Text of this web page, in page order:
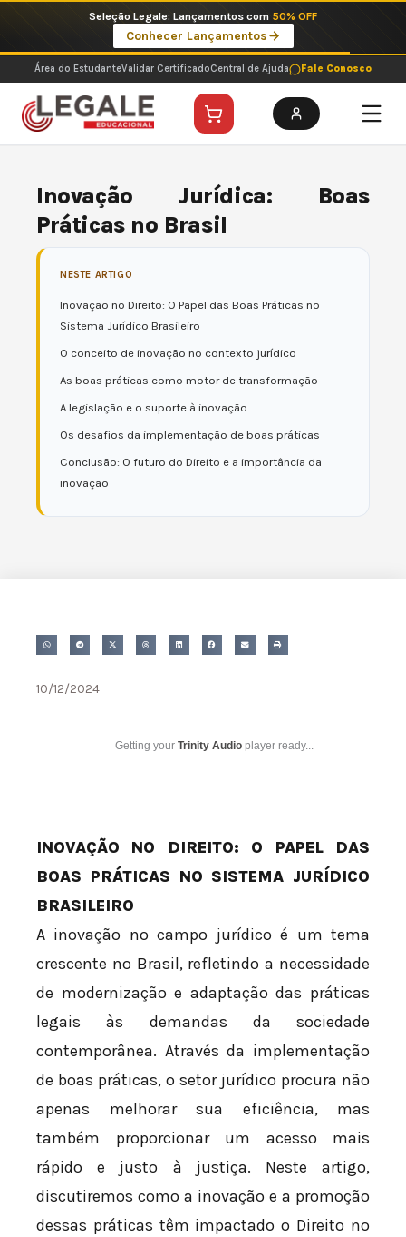
o
conteúdo
Seleção Legale: Lançamentos com 50% OFF
Conhecer Lançamentos
Área do EstudanteValidar CertificadoCentral de Ajuda Fale Conosco
Inovação Jurídica: Boas
Práticas no Brasil
NESTE ARTIGO
Inovação no Direito: O Papel das Boas Práticas no
Sistema Jurídico Brasileiro
O conceito de inovação no contexto jurídico
As boas práticas como motor de transformação
A legislação e o suporte à inovação
Os desafios da implementação de boas práticas
Conclusão: O futuro do Direito e a importância da
inovação
10/12/2024
Getting your Trinity Audio player ready...
INOVAÇÃO NO DIREITO: O PAPEL DAS
BOAS PRÁTICAS NO SISTEMA JURÍDICO
BRASILEIRO
A inovação no campo jurídico é um tema
crescente no Brasil, refletindo a necessidade
de modernização e adaptação das práticas
legais às demandas da sociedade
contemporânea. Através da implementação
de boas práticas, o setor jurídico procura não
apenas melhorar sua eficiência, mas
também proporcionar um acesso mais
rápido e justo à justiça. Neste artigo,
discutiremos como a inovação e a promoção
dessas práticas têm impactado o Direito no